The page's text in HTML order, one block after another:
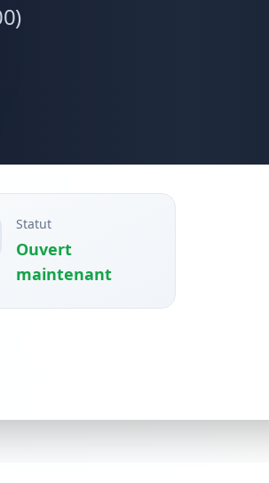
Statut
Ouvert
maintenant